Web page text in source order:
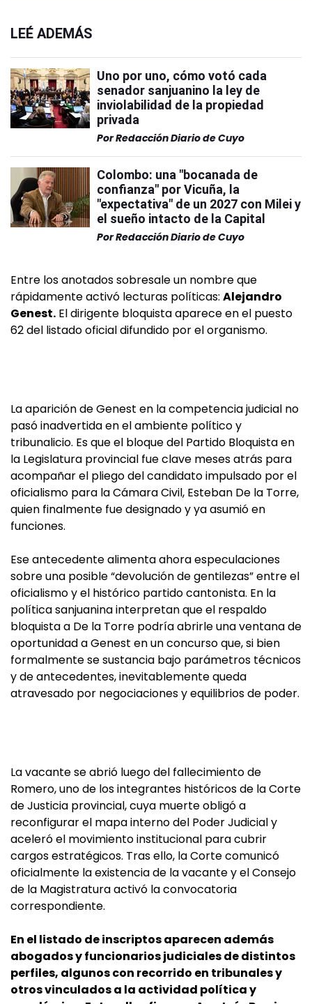
LEÉ ADEMÁS
Uno por uno, cómo votó cada
senador sanjuanino la ley de
inviolabilidad de la propiedad
privada
PorRedacción Diario de Cuyo
Colombo: una "bocanada de
confianza" por Vicuña, la
"expectativa" de un 2027 con Milei y
el sueño intacto de la Capital
PorRedacción Diario de Cuyo
Entre los anotados sobresale un nombre que
rápidamente activó lecturas políticas: Alejandro
Genest. El dirigente bloquista aparece en el puesto
62 del listado oficial difundido por el organismo.
La aparición de Genest en la competencia judicial no
pasó inadvertida en el ambiente político y
tribunalicio. Es que el bloque del Partido Bloquista en
la Legislatura provincial fue clave meses atrás para
acompañar el pliego del candidato impulsado por el
oficialismo para la Cámara Civil, Esteban De la Torre,
quien finalmente fue designado y ya asumió en
funciones.
Ese antecedente alimenta ahora especulaciones
sobre una posible “devolución de gentilezas” entre el
oficialismo y el histórico partido cantonista. En la
política sanjuanina interpretan que el respaldo
bloquista a De la Torre podría abrirle una ventana de
oportunidad a Genest en un concurso que, si bien
formalmente se sustancia bajo parámetros técnicos
y de antecedentes, inevitablemente queda
atravesado por negociaciones y equilibrios de poder.
La vacante se abrió luego del fallecimiento de
Romero, uno de los integrantes históricos de la Corte
de Justicia provincial, cuya muerte obligó a
reconfigurar el mapa interno del Poder Judicial y
aceleró el movimiento institucional para cubrir
cargos estratégicos. Tras ello, la Corte comunicó
oficialmente la existencia de la vacante y el Consejo
de la Magistratura activó la convocatoria
correspondiente.
En el listado de inscriptos aparecen además
abogados y funcionarios judiciales de distintos
perfiles, algunos con recorrido en tribunales y
otros vinculados a la actividad política y